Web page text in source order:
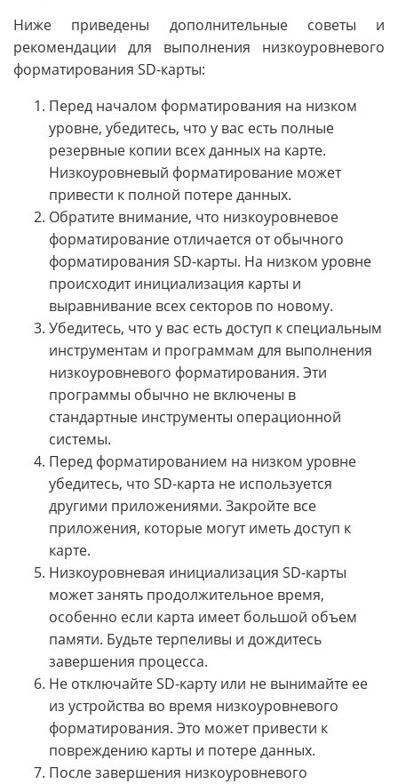
Ниже приведены дополнительные советы и
рекомендации для выполнения низкоуровневого
форматирования SD-карты:
Перед началом форматирования на низком
уровне, убедитесь, что у вас есть полные
резервные копии всех данных на карте.
Низкоуровневый форматирование может
привести к полной потере данных.
Обратите внимание, что низкоуровневое
форматирование отличается от обычного
форматирования SD-карты. На низком уровне
происходит инициализация карты и
выравнивание всех секторов по новому.
Убедитесь, что у вас есть доступ к специальным
инструментам и программам для выполнения
низкоуровневого форматирования. Эти
программы обычно не включены в
стандартные инструменты операционной
системы.
Перед форматированием на низком уровне
убедитесь, что SD-карта не используется
другими приложениями. Закройте все
приложения, которые могут иметь доступ к
карте.
Низкоуровневая инициализация SD-карты
может занять продолжительное время,
особенно если карта имеет большой объем
памяти. Будьте терпеливы и дождитесь
завершения процесса.
Не отключайте SD-карту или не вынимайте ее
из устройства во время низкоуровневого
форматирования. Это может привести к
повреждению карты и потере данных.
После завершения низкоуровневого